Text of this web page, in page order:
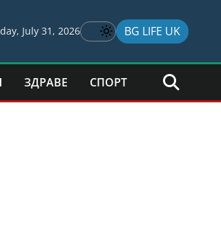
July 31, 2026 BG LIFE UK
ЗДРАВЕ СПОРТ